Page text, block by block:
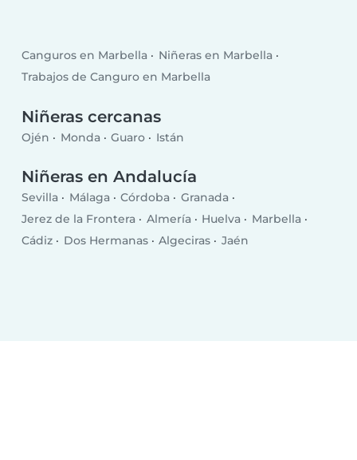
Canguros en Marbella
Niñeras en Marbella
Trabajos de Canguro en Marbella
Niñeras cercanas
Ojén Monda Guaro Istán
Niñeras en Andalucía
Sevilla Málaga Córdoba
Granada
Jerez de la Frontera
Almería Huelva
Marbella
Cádiz
Dos Hermanas Algeciras Jaén